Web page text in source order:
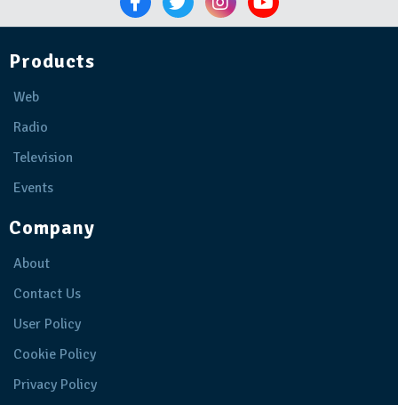
Products
Web
Radio
Television
Events
Company
About
Contact Us
User Policy
Cookie Policy
Privacy Policy